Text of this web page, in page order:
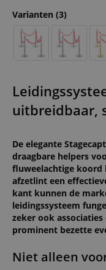
Varianten (3)
uitbreidbaar,
De elegante
draagbare helpers
fluweelachtige koord
afzetlint een
kant kunnen de
leidingssysteem
zeker ook
prominent bezette
Niet alleen